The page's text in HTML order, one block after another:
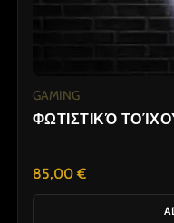
GAMING
ΦΩΤΙΣΤΙΚΌ ΤΟΊΧΟΥ
85,00€